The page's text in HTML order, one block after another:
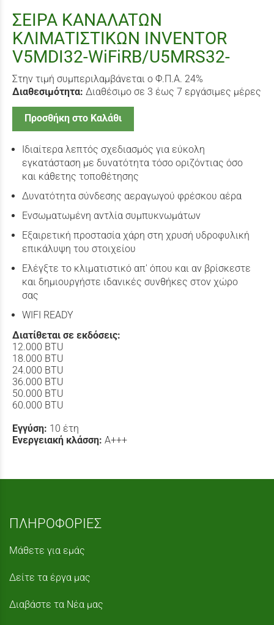
ΣΕΙΡΑ KANAΛATΩΝ
ΚΛΙΜΑΤΙΣΤΙΚΩΝ INVENTOR
V5MDI32-WiFiRΒ/U5MRS32-
Στην τιμή συμπεριλαμβάνεται ο Φ.Π.Α. 24%
Διαθεσιμότητα: Διαθέσιμο σε 3 έως 7 εργάσιμες μέρες
Προσθήκη στο Καλάθι
Ιδιαίτερα λεπτός σχεδιασμός για εύκολη
εγκατάσταση με δυνατότητα τόσο οριζόντιας όσο
και κάθετης τοποθέτησης
Δυνατότητα σύνδεσης αεραγωγού φρέσκου αέρα
Ενσωματωμένη αντλία συμπυκνωμάτων
Εξαιρετική προστασία χάρη στη χρυσή υδροφυλική
επικάλυψη του στοιχείου
Ελέγξτε το κλιματιστικό απ' όπου και αν βρίσκεστε
και δημιουργήστε ιδανικές συνθήκες στον χώρο
σας
WIFI READY
Διατίθεται σε εκδόσεις:
12.000 BTU
18.000 BTU
24.000 BTU
36.000 BTU
50.000 BTU
60.000 BTU
Εγγύση: 10 έτη
Ενεργειακή κλάσση: Α+++
ΠΛΗΡΟΦΟΡΙΕΣ
Μάθετε για εμάς
Δείτε τα έργα μας
Διαβάστε τα Νέα μας